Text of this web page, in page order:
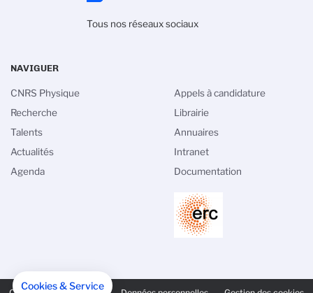
Tous nos réseaux sociaux
PIED
NAVIGUER
CNRS Physique
Recherche
Talents
Actualités
Agenda
Appels à candidature
Librairie
Annuaires
Intranet
Documentation
Cookies & Service